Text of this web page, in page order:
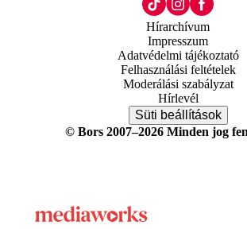
Hírarchívum
Impresszum
Adatvédelmi tájékoztató
Felhasználási feltételek
Moderálási szabályzat
Hírlevél
Süti beállítások
© Bors 2007–2026 Minden jog